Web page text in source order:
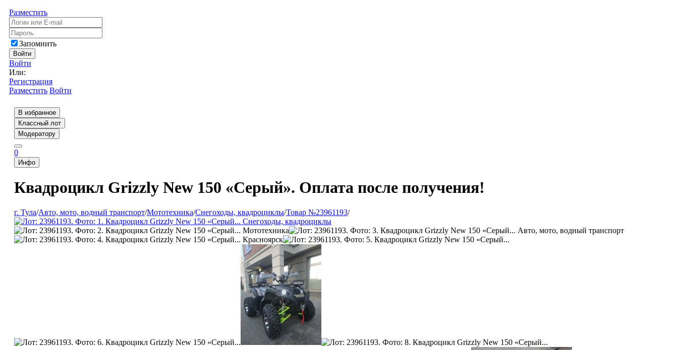
Разместить
Запомнить
Войти
Войти
Или:
Регистрация
Разместить Войти
В избранное
Классный лот
Модератору
0
Инфо
Квадроцикл Grizzly New 150 «Серый». Оплата после получения!
г. Тула/Авто, мото, водный транспорт/Мототехника/Снегоходы, квадроциклы/Товар №23961193/